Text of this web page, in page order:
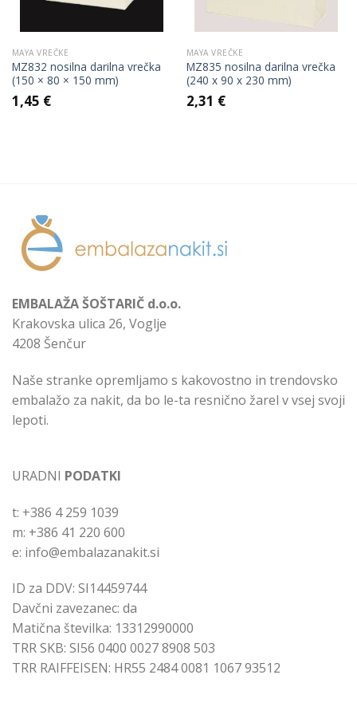
MAYA VREČKE
MZ832 nosilna darilna vrečka
(150 × 80 × 150 mm)
1,45 €
MAYA VREČKE
MZ835 nosilna darilna vrečka
(240 x 90 x 230 mm)
2,31 €
EMBALAŽA ŠOŠTARIČ d.o.o.
Krakovska ulica 26, Voglje
4208 Šenčur
Naše stranke opremljamo s kakovostno in trendovsko
embalažo za nakit, da bo le-ta resnično žarel v vsej svoji
lepoti.
URADNI PODATKI
t: +386 4 259 1039
m: +386 41 220 600
e: info@embalazanakit.si
ID za DDV: SI14459744
Davčni zavezanec: da
Matična številka: 13312990000
TRR SKB: SI56 0400 0027 8908 503
TRR RAIFFEISEN: HR55 2484 0081 1067 93512